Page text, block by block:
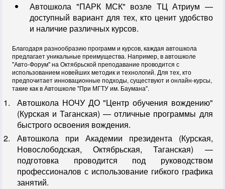
Автошкола "ПАРК МСК" возле ТЦ Атриум —
доступный вариант для тех, кто ценит удобство
и наличие различных курсов.
Благодаря разнообразию программ и курсов, каждая автошкола
предлагает уникальные преимущества. Например, в автошколе
"Авто-Форум" на Октябрьской преподавание проводится с
использованием новейших методик и технологий. Для тех, кто
предпочитает инновационные подходы, существуют и онлайн-курсы,
такие как в Автошколе "При МГТУ им. Баумана".
Автошкола НОЧУ ДО "Центр обучения вождению"
(Курская и Таганская) — отличные программы для
быстрого освоения вождения.
Автошкола при Академии президента (Курская,
Новослободская, Октябрьская, Таганская) —
подготовка проводится под руководством
профессионалов с использование гибкого графика
занятий.